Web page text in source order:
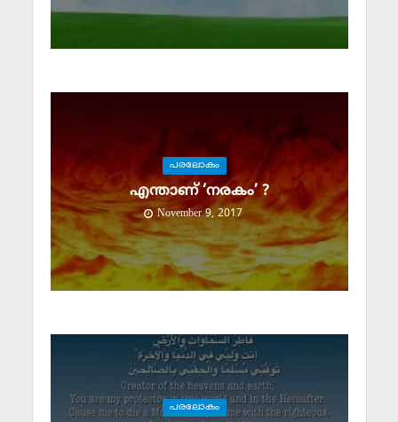
പരലോകം
എന്താണ് ‘നരകം’ ?
November 9, 2017
പരലോകം